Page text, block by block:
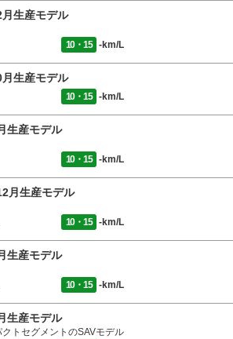
生産モデル
10・15 -km/L
生産モデル
10・15 -km/L
生産モデル
10・15 -km/L
月生産モデル
10・15 -km/L
生産モデル
10・15 -km/L
生産モデル
トセグメントのSAVモデル